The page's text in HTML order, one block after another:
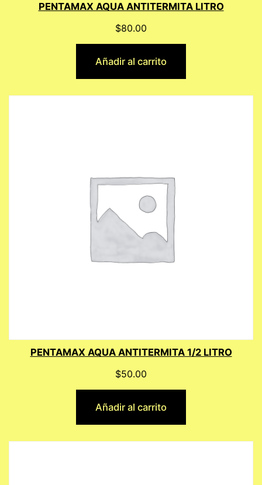
PENTAMAX AQUA ANTITERMITA LITRO
$80.00
Añadir al carrito
PENTAMAX AQUA ANTITERMITA 1/2 LITRO
$50.00
Añadir al carrito